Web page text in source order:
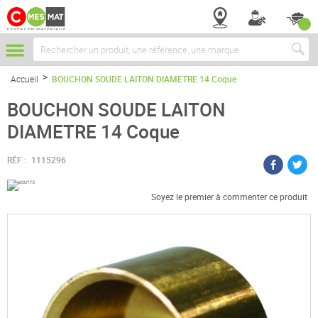
Chercher
Accueil BOUCHON SOUDE LAITON DIAMETRE 14 Coque
BOUCHON SOUDE LAITON
DIAMETRE 14 Coque
RÉF : 1115296
Soyez le premier à commenter ce produit
Passer